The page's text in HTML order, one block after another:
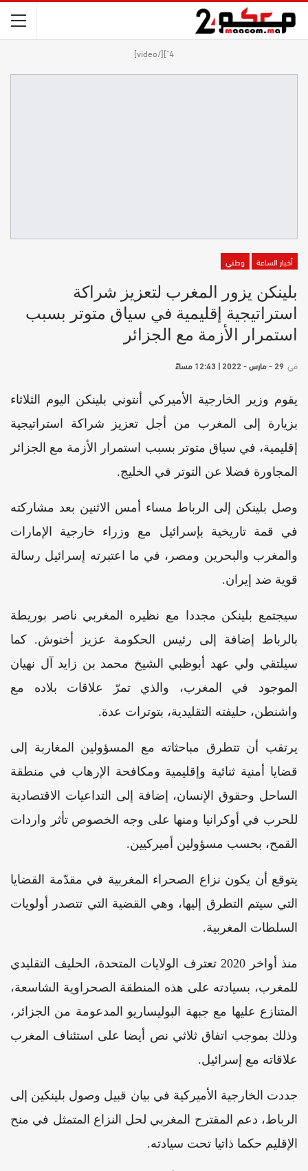
4"][/video]
أخبار الساعة وطني
بلينكن يزور المغرب لتعزيز شراكة
استراتيجية إقليمية في سياق متوتر بسبب
استمرار الأزمة مع الجزائر
في 29 - مارس - 2022 | 12:43 مساءً
يقوم وزير الخارجية الأميركي أنتوني بلينكن اليوم الثلاثاء
بزيارة إلى المغرب من أجل تعزيز شراكة استراتيجية
إقليمية، في سياق متوتر بسبب استمرار الأزمة مع الجزائر
المجاورة فضلا عن التوتر في الخليج.
وصل بلينكن إلى الرباط مساء أمس الاثنين بعد مشاركته
في قمة تاريخية بإسرائيل مع وزراء خارجية الإمارات
والمغرب والبحرين ومصر، في ما اعتبرته إسرائيل رسالة
قوية ضد إيران.
سيجتمع بلينكن مجددا مع نظيره المغربي ناصر بوريطة
بالرباط إضافة إلى رئيس الحكومة عزيز أخنوش. كما
سيلتقي ولي عهد أبوظبي الشيخ محمد بن زايد آل نهيان
الموجود في المغرب، والذي تمرّ علاقات بلاده مع
واشنطن، حليفته التقليدية، بتوترات عدة.
يرتقب أن تتطرق مباحثاته مع المسؤولين المغاربة إلى
قضايا أمنية ثنائية وإقليمية ومكافحة الإرهاب في منطقة
الساحل وحقوق الإنسان، إضافة إلى التداعيات الاقتصادية
للحرب في أوكرانيا ومنها على وجه الخصوص تأثر واردات
القمح، بحسب مسؤولين أميركيين.
يتوقع أن يكون نزاع الصحراء المغربية في مقدّمة القضايا
التي سيتم التطرق إليها، وهي القضية التي تتصدر أولويات
السلطات المغربية.
منذ أواخر 2020 تعترف الولايات المتحدة، الحليف التقليدي
للمغرب، بسيادته على هذه المنطقة الصحراوية الشاسعة،
المتنازع عليها مع جبهة البوليساريو المدعومة من الجزائر،
وذلك بموجب اتفاق ثلاثي نص أيضا على استئناف المغرب
علاقاته مع إسرائيل.
جددت الخارجية الأميركية في بيان قبيل وصول بلينكين إلى
الرباط، دعم المقترح المغربي لحل النزاع المتمثل في منح
الإقليم حكما ذاتيا تحت سيادته.